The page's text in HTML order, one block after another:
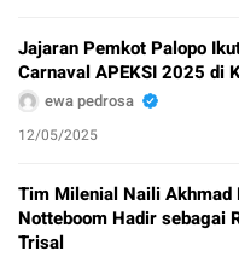
Jajaran Pemkot Palopo
Carnaval APEKSI 2025 di
ewa pedrosa
12/05/2025
Tim Milenial Naili Akhmad
Notteboom Hadir sebagai
Trisal